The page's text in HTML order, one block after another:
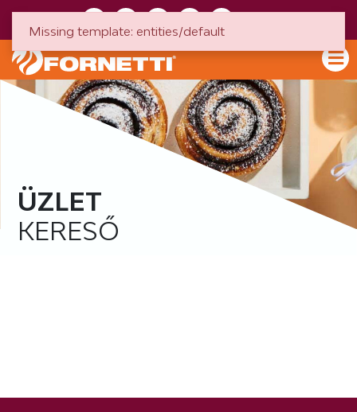
ÜZLET
KERESŐ
Missing template: entities/default